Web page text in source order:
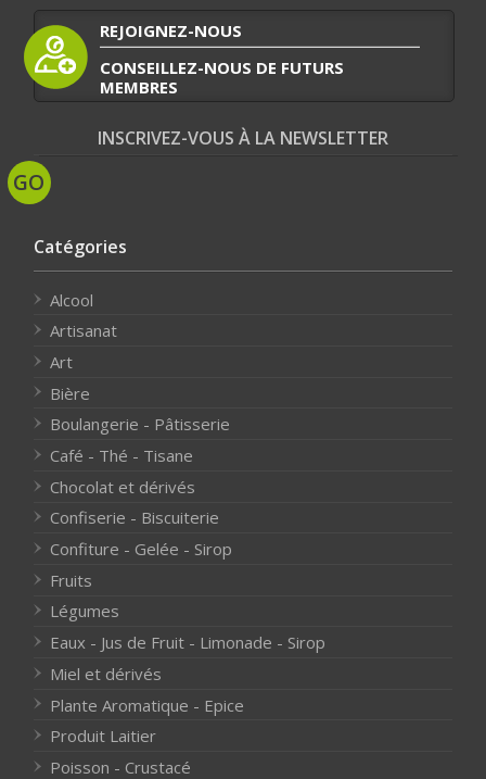
REJOIGNEZ-NOUS
CONSEILLEZ-NOUS DE FUTURS
MEMBRES
INSCRIVEZ-VOUS À LA NEWSLETTER
Catégories
Alcool
Artisanat
Art
Bière
Boulangerie - Pâtisserie
Café - Thé - Tisane
Chocolat et dérivés
Confiserie - Biscuiterie
Confiture - Gelée - Sirop
Fruits
Légumes
Eaux - Jus de Fruit - Limonade - Sirop
Miel et dérivés
Plante Aromatique - Epice
Produit Laitier
Poisson - Crustacé